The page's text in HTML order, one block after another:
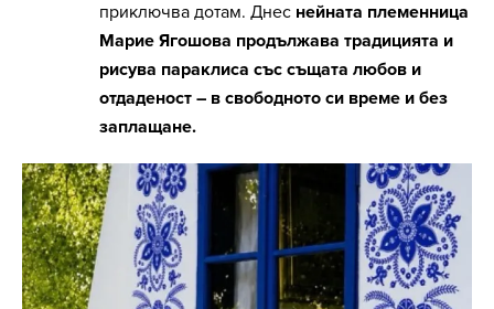
приключва дотам. Днес нейната племенница
Марие Ягошова продължава традицията и
рисува параклиса със същата любов и
отдаденост – в свободното си време и без
заплащане.